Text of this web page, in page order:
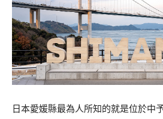
日本愛媛縣最為人所知的就是位於中